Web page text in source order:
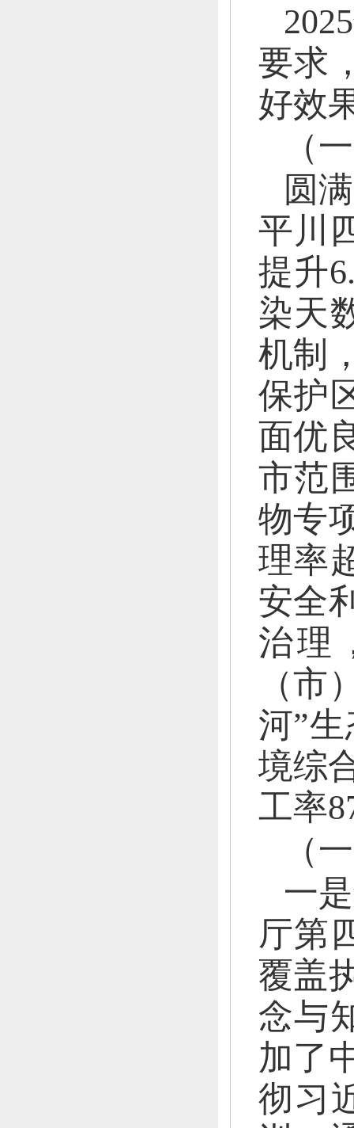
要求
好效
（
圆
平川
提升
染天
机制
保护
面优
市范
物专
理率
安全
治理
（
河”
境综
工率
（
一
厅第
覆盖
念与
加了
彻习